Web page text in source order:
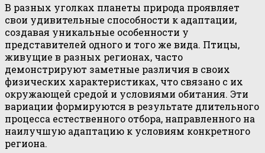
В разных уголках планеты природа проявляет
свои удивительные способности к адаптации,
создавая уникальные особенности у
представителей одного и того же вида. Птицы,
живущие в разных регионах, часто
демонстрируют заметные различия в своих
физических характеристиках, что связано с их
окружающей средой и условиями обитания. Эти
вариации формируются в результате длительного
процесса естественного отбора, направленного на
наилучшую адаптацию к условиям конкретного
региона.